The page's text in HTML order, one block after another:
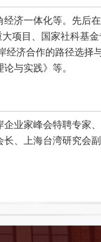
济一体化等。先后
项目、国家社科基
经济合作的路径选择
与实践》等。
业家峰会特聘专家
、上海台湾研究会